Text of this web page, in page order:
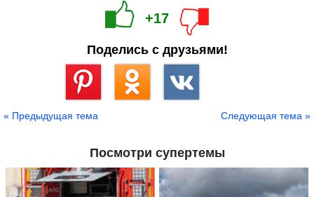
+17
Поделись с друзьями!
« Предыдущая тема Следующая тема »
Посмотри супертемы